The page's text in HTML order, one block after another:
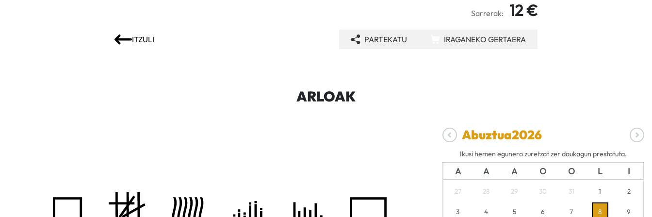
Sarrerak: 12 €
ITZULI PARTEKATU IRAGANEKO GERTAERA
ARLOAK
Abuztua2026
Ikusi hemen egunero zuretzat zer daukagun prestatuta.
A A A O O L I
27 28 29 30 31 1 2
3 4 5 6 7 8 9